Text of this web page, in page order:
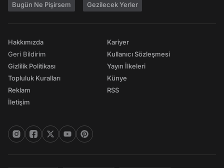
Bugün Ne Pişirsem Gezilecek Yerler
Hakkımızda
Geri Bildirim
Gizlilik Politikası
Topluluk Kuralları
Reklam
İletişim
Kariyer
Kullanıcı Sözleşmesi
Yayın İlkeleri
Künye
RSS